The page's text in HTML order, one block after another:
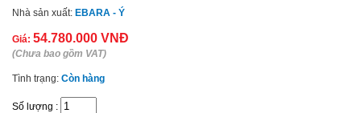
Nhà sản xuất: EBARA - Ý
Giá: 54.780.000 VNĐ
(Chưa bao gồm VAT)
Tình trạng: Còn hàng
Số lượng :